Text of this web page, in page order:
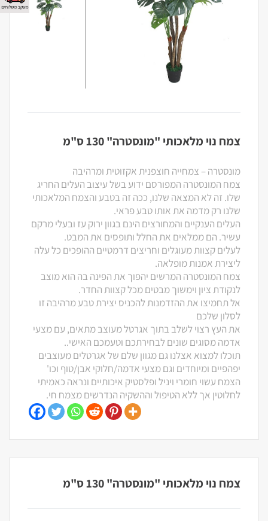
צמח נוי מלאכותי "מונסטרה" 130 ס"מ
מונסטרה – צמחייה חוצפנית אקזוטית ומרהיבה
צמח המונסטרה המפורסם ידוע בשל עיצוב העלים החריג
שלו. זה לא המצאה שלנו, ככה זה בטבע והצמח המלאכותי
שלנו רק מדמה את אותו טבע פראי.
העלים הענקיים והמחורצים הינם בגוון ירוק עז ובעלי מרקם
עשיר. הם ממלאים את החלל ותופסים את המבט.
לעלים קצוות מעוגלים וחריצים דרמטיים ההופכים כל עלה
ליצירת אמנות מופלאה.
צמח המונסטרה המרשים יהפוך את הפינה בה הוא מוצב
לנקודת ציון וימשוך מבטים מכל קצוות החדר.
אל תחמיצו את ההזדמנות להכניס יצירת טבע מרהיבה זו
לסלון שלכם
את העץ רצוי לשלב בתוך אגרטל מעוצב מתאים, עם מצעי
אדמה מסוגים שונים לבחירתכם וטעמכם האישי..
תוכלו למצוא אצלנו גם מגוון שלם של אגרטלים מעוצבים
יפהפיים ומיוחדים וגם מצעי אדמה/חלוקי אבן/טוף וכו'
הצמח עשוי חומרי ויניל ופלסטיק איכותיים ונראה כאמיתי
לחלוטין אך ללא הטיפול וההשקיה הנדרשים מצמח חי.
צמח נוי מלאכותי "מונסטרה" 130 ס"מ